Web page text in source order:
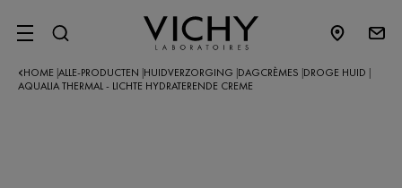
SITE MENU
HOME ALLE-PRODUCTEN HUIDVERZORGING DAGCRÈMES DROGE HUID
AQUALIA THERMAL - LICHTE HYDRATERENDE CREME